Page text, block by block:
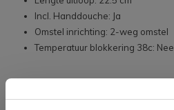
Incl. Handdouche: Ja
Omstel inrichting: 2-weg omstel
Temperatuur blokkering 38c: Nee